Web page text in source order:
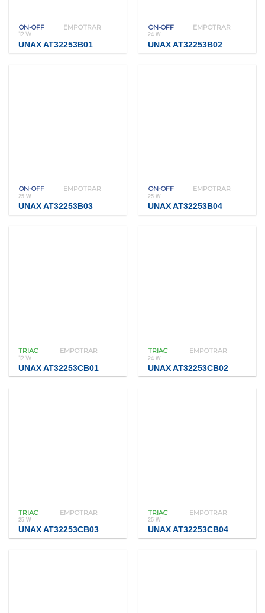
ON-OFF EMPOTRAR
12 W
UNAX AT32253B01
ON-OFF EMPOTRAR
24 W
UNAX AT32253B02
ON-OFF EMPOTRAR
25 W
UNAX AT32253B03
ON-OFF EMPOTRAR
25 W
UNAX AT32253B04
TRIAC EMPOTRAR
12 W
UNAX AT32253CB01
TRIAC EMPOTRAR
24 W
UNAX AT32253CB02
TRIAC EMPOTRAR
25 W
UNAX AT32253CB03
TRIAC EMPOTRAR
25 W
UNAX AT32253CB04